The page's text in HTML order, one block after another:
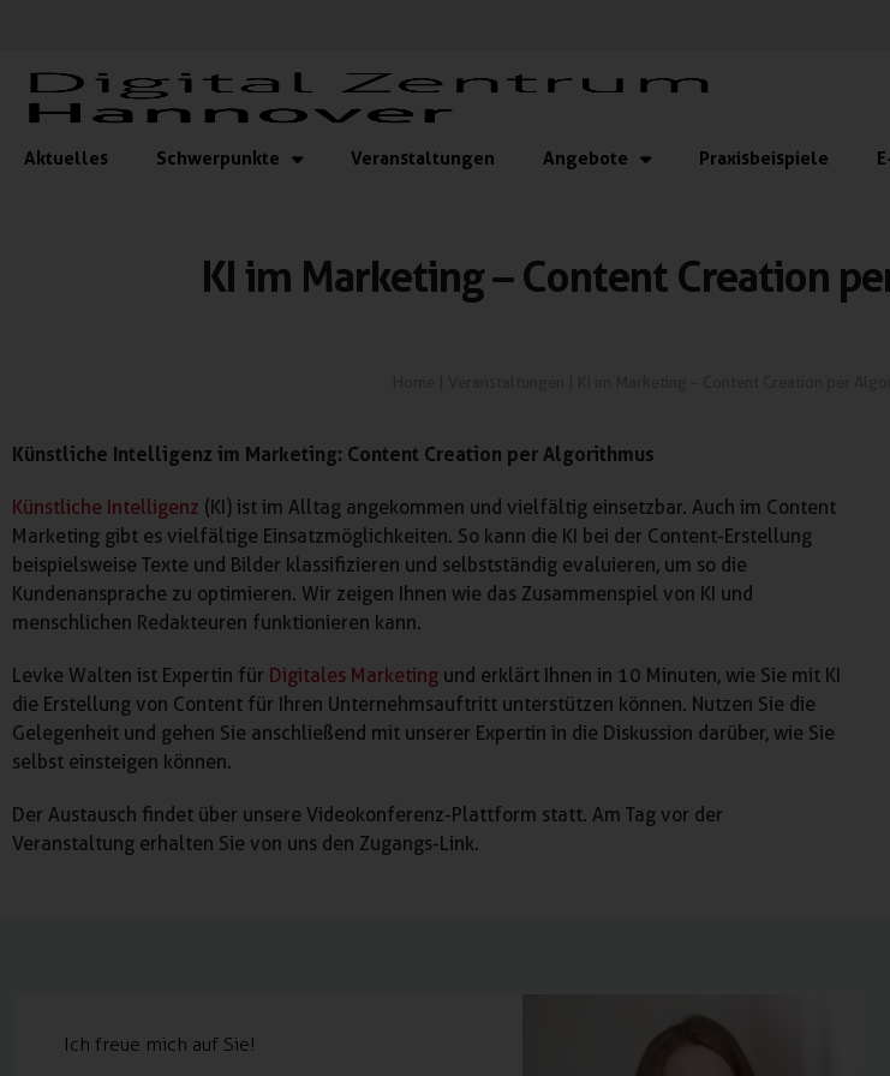
Aktuelles Schwerpunkte Veranstaltungen Angebote Praxisbeispiele
KI im Marketing – Content Creation
Künstliche Intelligenz im Marketing: Content Creation per Algorithmus
Künstliche Intelligenz (KI) ist im Alltag angekommen und vielfältig einsetzbar. Auch im Content
Marketing gibt es vielfältige Einsatzmöglichkeiten. So kann die KI bei der Content-Erstellung
beispielsweise Texte und Bilder klassifizieren und selbstständig evaluieren, um so die
Kundenansprache zu optimieren. Wir zeigen Ihnen wie das Zusammenspiel von KI und
menschlichen Redakteuren funktionieren kann.
Levke Walten ist Expertin für Digitales Marketing und erklärt Ihnen in 10 Minuten, wie Sie mit KI
die Erstellung von Content für Ihren Unternehmsauftritt unterstützen können. Nutzen Sie die
Gelegenheit und gehen Sie anschließend mit unserer Expertin in die Diskussion darüber, wie Sie
selbst einsteigen können.
Der Austausch findet über unsere Videokonferenz-Plattform statt. Am Tag vor der
Veranstaltung erhalten Sie von uns den Zugangs-Link.
Ich freue mich auf Sie!